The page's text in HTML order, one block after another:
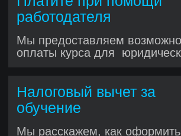
Учитесь у опытных разработчиков:
разбор кода, обсуждения и лучшие
практики. До 4 вебинаров в месяц,
вживую или в записи
Вебинары и лайвкодинг
Получите реальный